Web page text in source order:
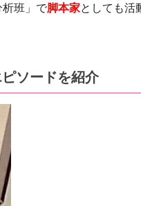
班」で脚本家としても活
ソードを紹介